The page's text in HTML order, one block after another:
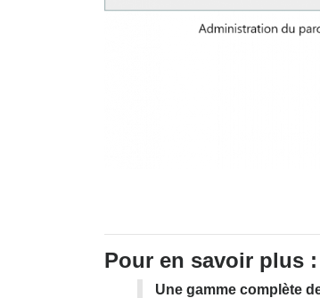
Pour en savoir plus :
Une gamme complète